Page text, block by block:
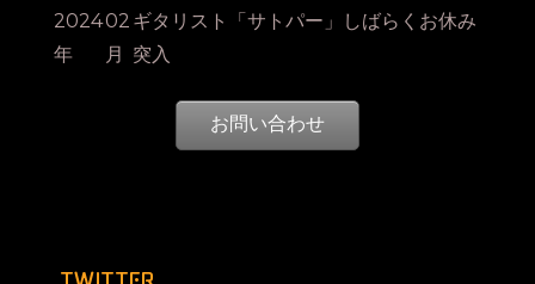
2024
年
02
月
ギタリスト「サトパー」しばらくお休み
突入
お問い合わせ